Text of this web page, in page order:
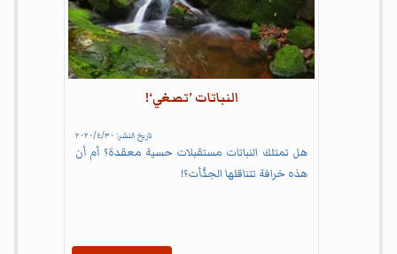
النباتات ’تصغي‘!
تاريخ النشر: ٣٠‏/٤‏/٢٠٢٠
هل تمتلك النباتات مستقبلات حسية معقدة؟ أم أن
هذه خرافة تتناقلها الجدَّأت؟!